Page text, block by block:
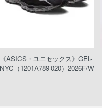
《ASICS・ユニセックス》GEL-
NYC（1201A789-020）2026F/W